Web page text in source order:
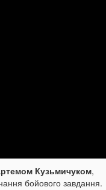
Кузьмичуком,
бойового завдання.